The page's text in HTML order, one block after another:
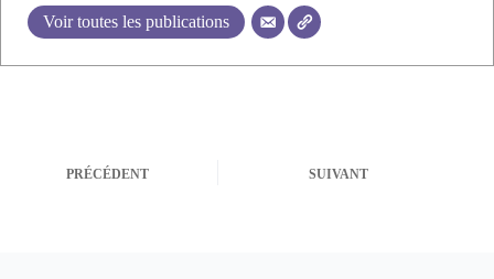
Voir toutes les publications
PRÉCÉDENT SUIVANT